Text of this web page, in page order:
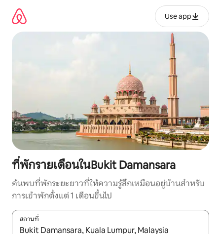
เนื้อหา
Use app
ที่พักรายเดือนในBukit Damansara
ค้นพบที่พักระยะยาวที่ให้ความรู้สึกเหมือนอยู่บ้านสำหรับ
การเข้าพักตั้งแต่ 1 เดือนขึ้นไป
สถานที่
ใช้ลูกศรขึ้นลง หรือใช้การสัมผัสหรือปัด เพื่อสำรวจผลการค้นหา